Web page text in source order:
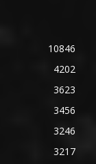
10846
4202
3623
3456
3246
3217